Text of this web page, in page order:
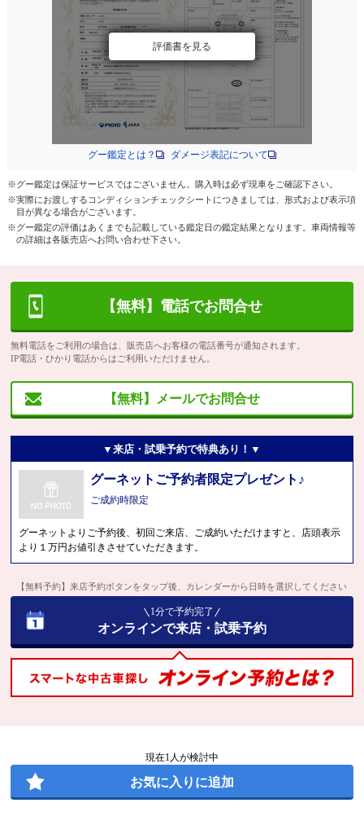
評価書を見る
グー鑑定とは？ ダメージ表記について
※グー鑑定は保証サービスではございません。購入時は必ず現車をご確認下さい。
※実際にお渡しするコンディションチェックシートにつきましては、形式および表示項
目が異なる場合がございます。
※グー鑑定の評価はあくまでも記載している鑑定日の鑑定結果となります。車両情報等
の詳細は各販売店へお問い合わせ下さい。
【無料】電話でお問合せ
無料電話をご利用の場合は、販売店へお客様の電話番号が通知されます。
IP電話・ひかり電話からはご利用いただけません。
【無料】メールでお問合せ
▼来店・試乗予約で特典あり！▼
グーネットご予約者限定プレゼント♪
ご成約時限定
グーネットよりご予約後、初回ご来店、ご成約いただけますと、店頭表示
より１万円お値引きさせていただきます。
【無料予約】来店予約ボタンをタップ後、カレンダーから日時を選択してください
1分で予約完了
オンラインで来店・試乗予約
現在1 人が検討中
お気に入りに追加